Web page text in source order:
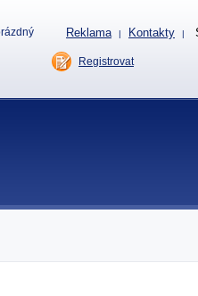
Reklama | Kontakty |
Registrovat